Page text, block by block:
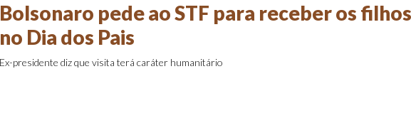
Bolsonaro pede ao STF para receber os
no Dia dos Pais
Ex-presidente diz que visita terá caráter humanitário